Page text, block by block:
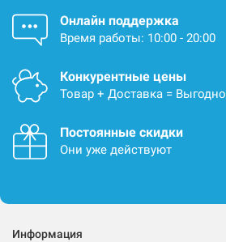
Онлайн поддержка
Время работы: 10:00 - 20:00
Конкурентные цены
Товар + Доставка = Выгодно
Постоянные скидки
Они уже действуют
Информация